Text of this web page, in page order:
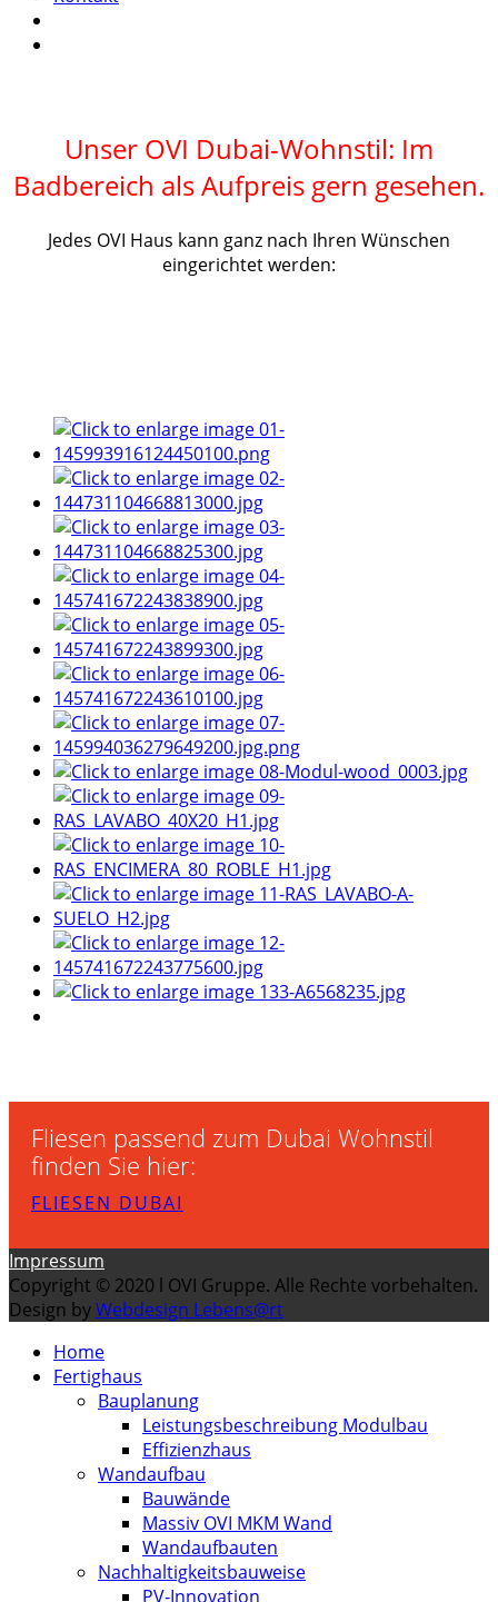
Unser OVI Dubai-Wohnstil: Im
Badbereich als Aufpreis gern gesehen.
Jedes OVI Haus kann ganz nach Ihren Wünschen
eingerichtet werden:
Fliesen passend zum Dubai Wohnstil
finden Sie hier:
FLIESEN DUBAI
Impressum
Copyright © 2020 l OVI Gruppe. Alle Rechte vorbehalten.
Design byWebdesign Lebens@rt
Home
Fertighaus
Bauplanung
Leistungsbeschreibung Modulbau
Effizienzhaus
Wandaufbau
Bauwände
Massiv OVI MKM Wand
Wandaufbauten
Nachhaltigkeitsbauweise
PV-Innovation